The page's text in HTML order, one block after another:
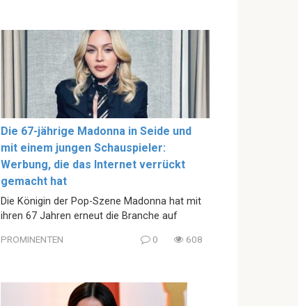
Die 67-jährige Madonna in Seide und
mit einem jungen Schauspieler:
Werbung, die das Internet verrückt
gemacht hat
Die Königin der Pop-Szene Madonna hat mit
ihren 67 Jahren erneut die Branche auf
PROMINENTEN 0 608